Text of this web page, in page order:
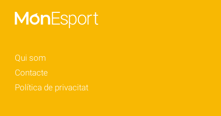
Qui som
Contacte
Política de privacitat